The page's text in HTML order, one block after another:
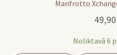
Manfrotto
49,90
Noliktavā 6